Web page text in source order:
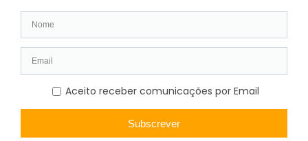
Para tornar a experiência ainda mais enriquecedora, o faqueiro
será apresentado numa vitrine concebida especificamente para
acolher o conjunto, permitindo ao público observar de perto os